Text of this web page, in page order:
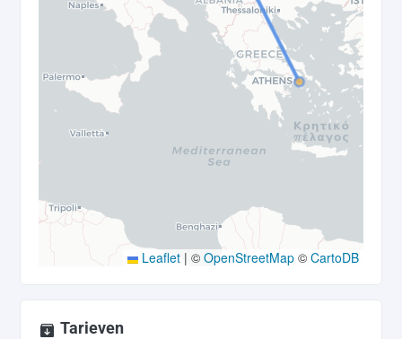
Leaflet | © OpenStreetMap © CartoDB
Tarieven